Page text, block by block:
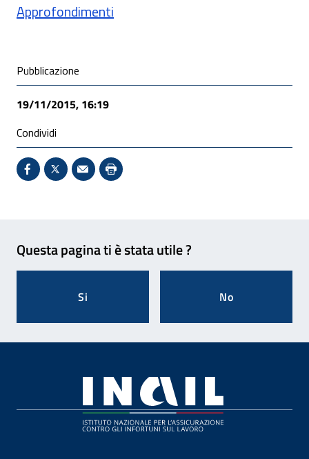
Approfondimenti
Condivisione social
Pubblicazione
19/11/2015, 16:19
Condividi
Condividi su Facebook - Sito esterno - Apertura in
X - Sito esterno - Apertura in nuova finestra
Invio Mail: apre il programma di posta
Stampa pagina: scelta meno
Questa pagina ti è stata utile ?
Si No